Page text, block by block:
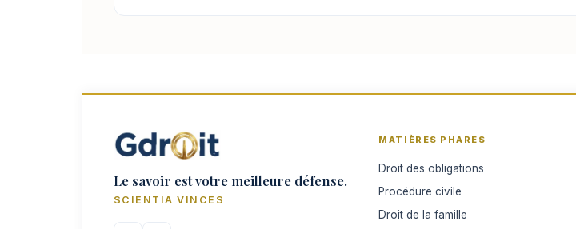
Le savoir est votre meilleure défense.
SCIENTIA VINCES
MATIÈRES PHARES
Droit des obligations
Procédure civile
Droit de la famille